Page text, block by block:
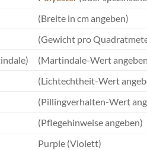
(Breite in cm angeben)
(Gewicht pro
(Martindale-Wert
(Lichtechtheit-Wert
(Pillingverhalten-Wert
(Pflegehinweise angeben)
Purple (Violett)